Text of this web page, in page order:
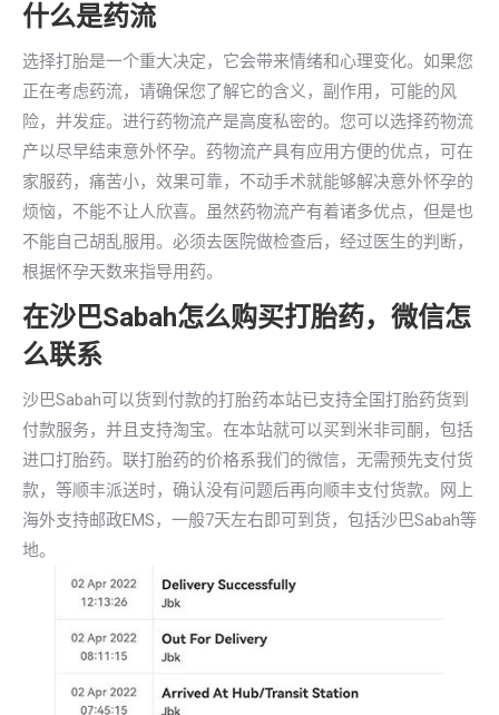
什么是药流
选择打胎是一个重大决定，它会带来情绪和心理变化。如果您
正在考虑药流，请确保您了解它的含义，副作用，可能的风
险，并发症。进行药物流产是高度私密的。您可以选择药物流
产以尽早结束意外怀孕。药物流产具有应用方便的优点，可在
家服药，痛苦小，效果可靠，不动手术就能够解决意外怀孕的
烦恼，不能不让人欣喜。虽然药物流产有着诸多优点，但是也
不能自己胡乱服用。必须去医院做检查后，经过医生的判断，
根据怀孕天数来指导用药。
在沙巴Sabah怎么购买打胎药，微信怎
么联系
沙巴Sabah可以货到付款的打胎药本站已支持全国打胎药货到
付款服务，并且支持淘宝。在本站就可以买到米非司酮，包括
进口打胎药。联打胎药的价格系我们的微信，无需预先支付货
款，等顺丰派送时，确认没有问题后再向顺丰支付货款。网上
海外支持邮政EMS，一般7天左右即可到货，包括沙巴Sabah等
地。